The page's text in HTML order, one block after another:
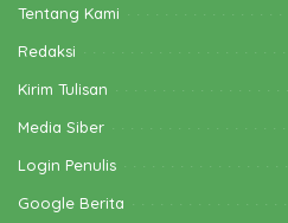
Tentang Kami
Redaksi
Kirim Tulisan
Media Siber
Login Penulis
Google Berita